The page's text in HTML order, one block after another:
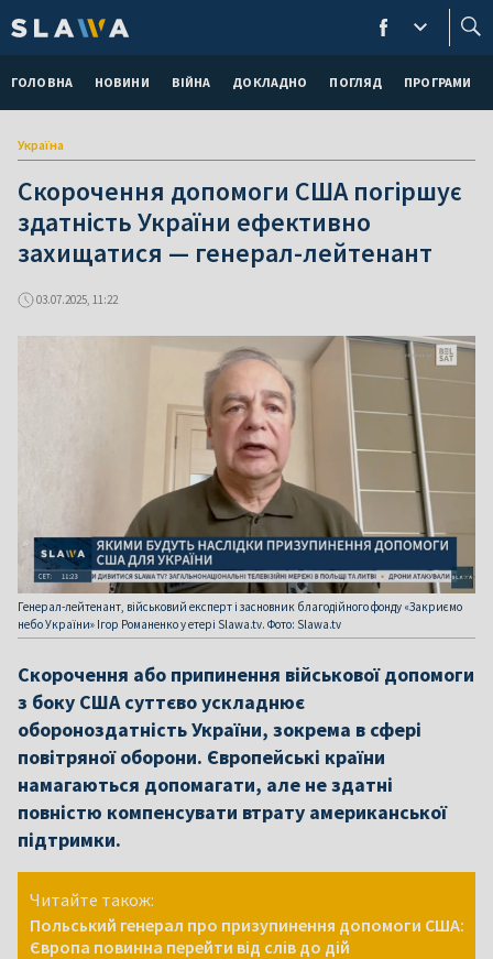
ГОЛОВНА НОВИНИ ВІЙНА ДОКЛАДНО ПОГЛЯД ПРОГРАМИ
Україна
Скорочення допомоги США погіршує
здатність України ефективно
захищатися — генерал-лейтенант
03.07.2025, 11:22
Генерал-лейтенант, військовий експерт і засновник благодійного фонду «Закриємо
небо України» Ігор Романенко у етері Slawa.tv. Фото: Slawa.tv
Скорочення або припинення військової допомоги
з боку США суттєво ускладнює
обороноздатність України, зокрема в сфері
повітряної оборони. Європейські країни
намагаються допомагати, але не здатні
повністю компенсувати втрату американської
підтримки.
Читайте також:
Польський генерал про призупинення допомоги США:
Європа повинна перейти від слів до дій